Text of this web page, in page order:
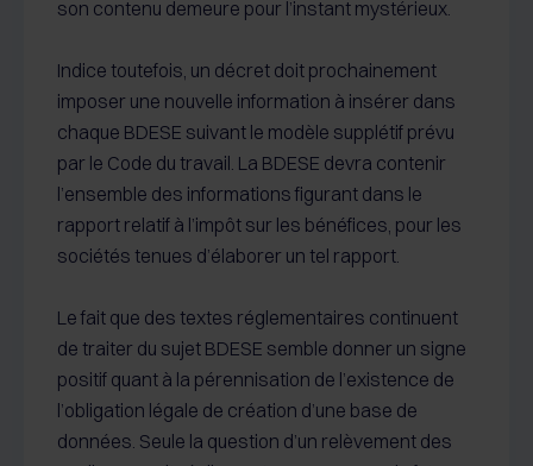
son contenu demeure pour l’instant mystérieux.
Indice toutefois, un décret doit prochainement
imposer une nouvelle information à insérer dans
chaque BDESE suivant le modèle supplétif prévu
par le Code du travail. La BDESE devra contenir
l’ensemble des informations figurant dans le
rapport relatif à l’impôt sur les bénéfices, pour les
sociétés tenues d’élaborer un tel rapport.
Le fait que des textes réglementaires continuent
de traiter du sujet BDESE semble donner un signe
positif quant à la pérennisation de l’existence de
l’obligation légale de création d’une base de
données. Seule la question d’un relèvement des